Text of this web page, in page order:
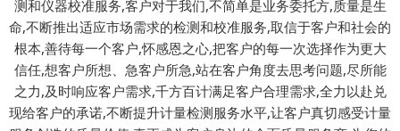
测和仪器校准服务,客户对于我们,不简单是业务委托方,质量是生
命,不断推出适应市场需求的检测和校准服务,取信于客户和社会的
根本,善待每一个客户,怀感恩之心,把客户的每一次选择作为更大
信任,想客户所想、急客户所急,站在客户角度去思考问题,尽所能
之力,及时响应客户需求,千方百计满足客户合理需求,全力以赴兑
现给客户的承诺,不断提升计量检测服务水平,让客户真切感受计量